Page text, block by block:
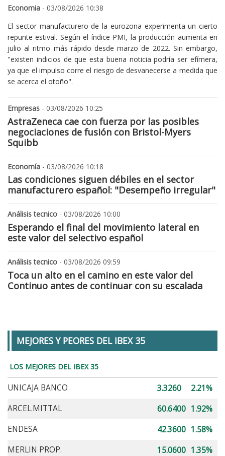
Economia - 03/08/2026 10:38
El sector manufacturero de la eurozona experimenta un cierto
repunte estival. Según el índice PMI, la producción aumenta en
julio al ritmo más rápido desde marzo de 2022. Sin embargo,
"existen indicios de que esta buena noticia podría ser efímera,
ya que el impulso corre el riesgo de desvanecerse a medida que
se acerca el otoño".
Empresas - 03/08/2026 10:25
AstraZeneca cae con fuerza por las posibles
negociaciones de fusión con Bristol-Myers
Squibb
Economía - 03/08/2026 10:18
Las condiciones siguen débiles en el sector
manufacturero español: "Desempeño irregular"
Análisis tecnico - 03/08/2026 10:00
Esperando el final del movimiento lateral en
este valor del selectivo español
Análisis tecnico - 03/08/2026 09:59
Toca un alto en el camino en este valor del
Continuo antes de continuar con su escalada
MEJORES Y PEORES DEL IBEX 35
LOS MEJORES DEL IBEX 35
UNICAJA BANCO 3.3260
2.21%
ARCEL.MITTAL
60.6400 1.92%
ENDESA
42.3600 1.58%
MERLIN PROP.
15.0600 1.35%